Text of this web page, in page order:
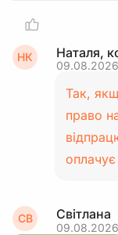
НК Наталя,
Так,
право
СВ Світлана